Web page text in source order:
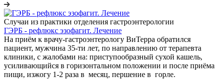
Случаи из практики отделения гастроэнтерологии
ГЭРБ - рефлюкс эзофагит. Лечение
На приём к врачу-гастроэнтерологу ВиТерра обратился
пациент, мужчина 35-ти лет, по направлению от терапевта
клиники, с жалобами на: приступообразный сухой кашель,
усиливающийся в горизонтальном положении и после приёма
пищи, изжогу 1-2 раза в месяц, першение в горле.